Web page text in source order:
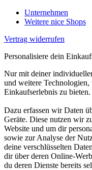
Unternehmen
Weitere nice Shops
Vertrag widerrufen
Personalisiere dein
Nur mit deiner
und weitere Technologien,
Einkaufserlebnis zu bieten.
Dazu erfassen wir Daten
Geräte. Diese nutzen wir
Website und um dir
sowie zur Analyse der
deine verschlüsselten
dir über deren Online-
du deren Dienste bereits